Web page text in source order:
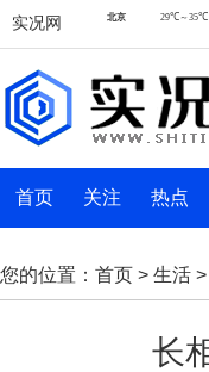
实况网
首页 关注 热点
您的位置： 首页 > 生活 >
长